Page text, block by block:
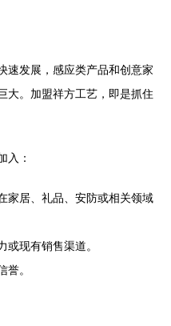
速发展，感应类产品和创意家
大。加盟祥方工艺，即是抓住
入：
家居、礼品、安防或相关领域
现有销售渠道。
誉。